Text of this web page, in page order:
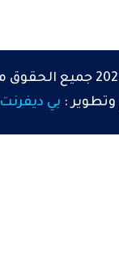
وتطوير : بي ديفرنت